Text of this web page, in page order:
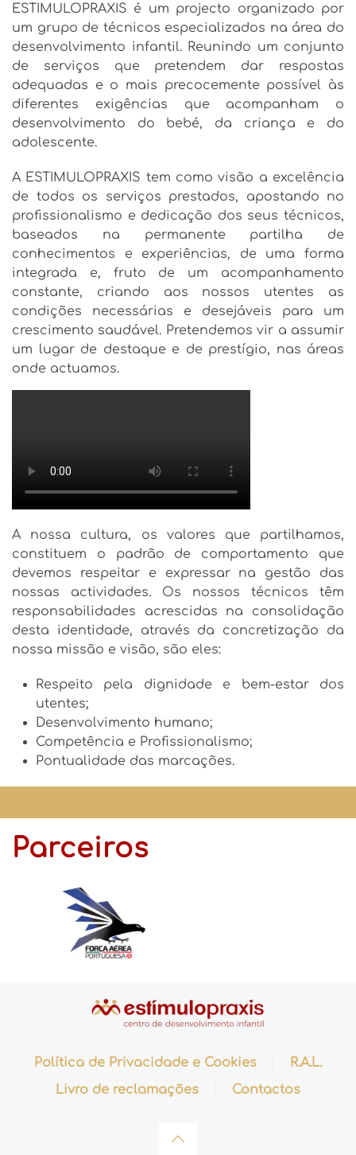
ESTIMULOPRAXIS é um projecto organizado por
um grupo de técnicos especializados na área do
desenvolvimento infantil. Reunindo um conjunto
de serviços que pretendem dar respostas
adequadas e o mais precocemente possível às
diferentes exigências que acompanham o
desenvolvimento do bebé, da criança e do
adolescente.
A ESTIMULOPRAXIS tem como visão a excelência
de todos os serviços prestados, apostando no
profissionalismo e dedicação dos seus técnicos,
baseados na permanente partilha de
conhecimentos e experiências, de uma forma
integrada e, fruto de um acompanhamento
constante, criando aos nossos utentes as
condições necessárias e desejáveis para um
crescimento saudável. Pretendemos vir a assumir
um lugar de destaque e de prestígio, nas áreas
onde actuamos.
A nossa cultura, os valores que partilhamos,
constituem o padrão de comportamento que
devemos respeitar e expressar na gestão das
nossas actividades. Os nossos técnicos têm
responsabilidades acrescidas na consolidação
desta identidade, através da concretização da
nossa missão e visão, são eles:
Respeito pela dignidade e bem-estar dos
utentes;
Desenvolvimento humano;
Competência e Profissionalismo;
Pontualidade das marcações.
Parceiros
Política de Privacidade e Cookies
R.A.L.
Livro de reclamações
Contactos